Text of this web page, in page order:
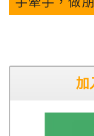
加